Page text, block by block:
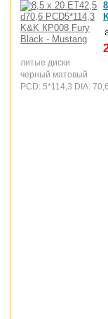
литые диски
черный матовый
PCD: 5*114,3 DIA: